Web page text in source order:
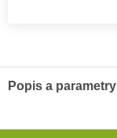
Popis a parametry